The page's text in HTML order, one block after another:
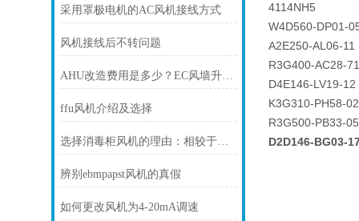
采用罩极电机的AC风机接线方式
风机接线后不转问题
AHU改造费用是多少？EC风墙升级成本受哪些因素影响？
ffu风机介绍及选择
选择消毒柜风机的理由：相较于传统方法的压倒性优势分析
辨别ebmpapst风机的真假
如何更改风机为4-20mA调速
4114NH5
W4D560-DP01-
A2E250-AL06-11
R3G400-AC28-71
D4E146-LV19-12
K3G310-PH58-02
R3G500-PB33-05
D2D146-BG03-